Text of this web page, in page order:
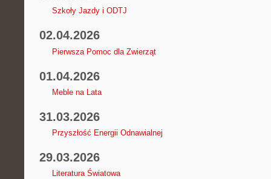
Szkoły Jazdy i ODTJ
02.04.2026
Pierwsza Pomoc dla Zwierząt
01.04.2026
Meble na Lata
31.03.2026
Przyszłość Energii Odnawialnej
29.03.2026
Literatura Światowa